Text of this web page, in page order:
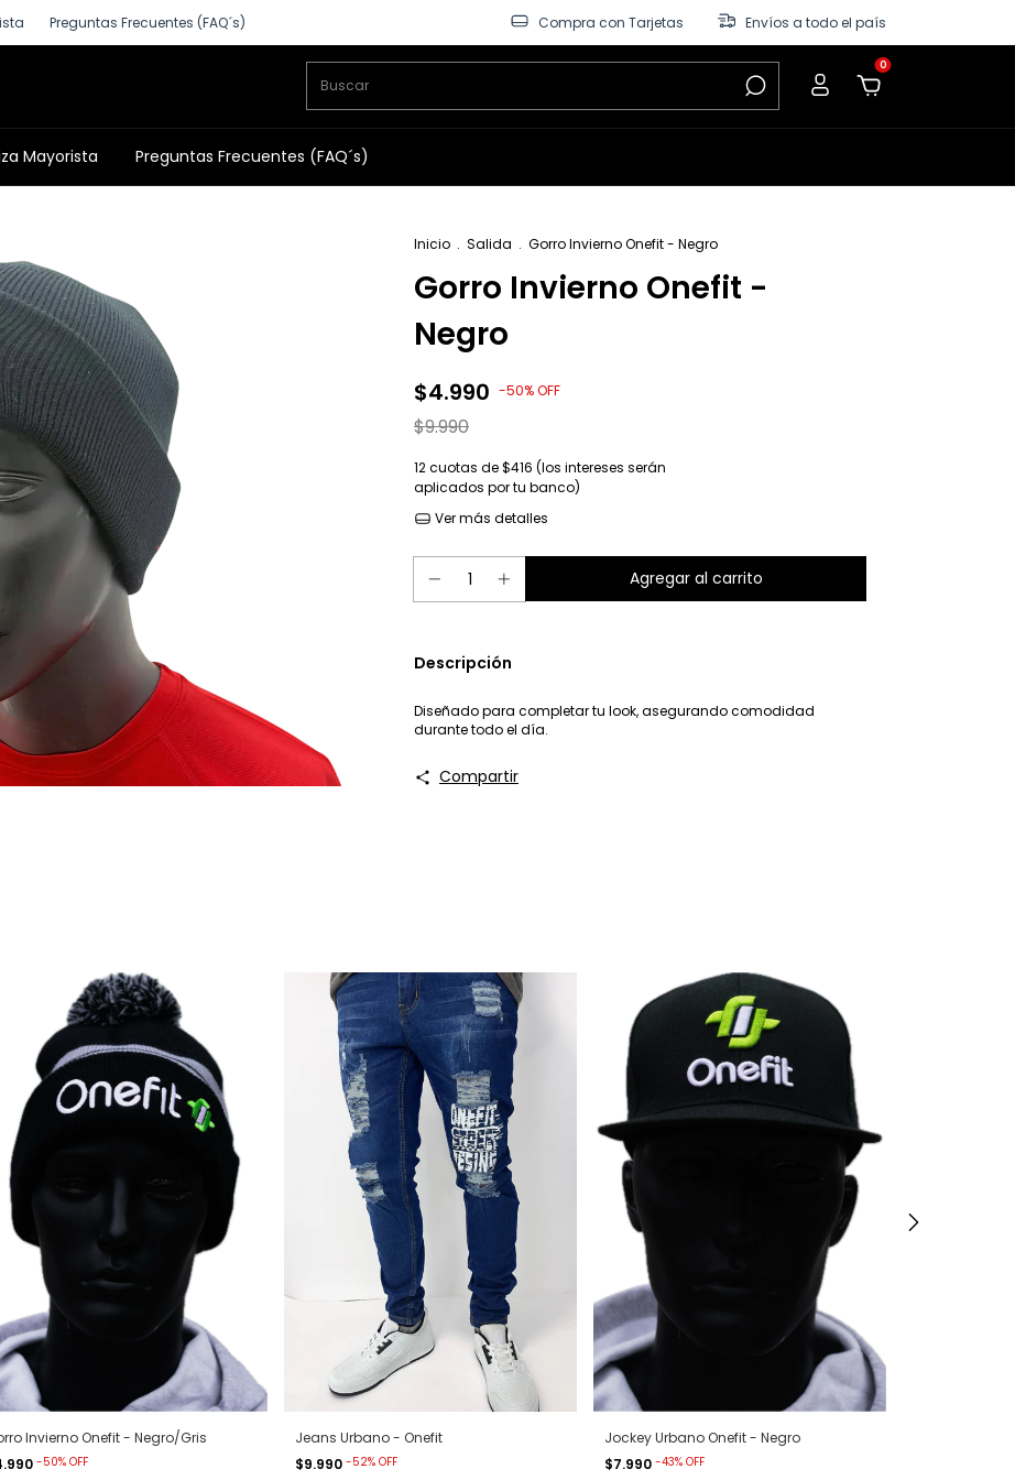
Preguntas Frecuentes (FAQ´s) Compra con Tarjetas Envíos a todo el país
0
Mayorista Preguntas Frecuentes (FAQ´s)
Inicio . Salida . Gorro Invierno Onefit - Negro
Gorro Invierno Onefit -
Negro
$4.990 -50%OFF
$9.990
12cuotas de$416 (los intereses serán
aplicados por tu banco)
Ver más detalles
Descripción
Diseñado para completar tu look, asegurando comodidad
durante todo el día.
Compartir
Invierno Onefit - Negro/Gris
-50%OFF
Jeans Urbano - Onefit
$9.990 -52% OFF
Jockey Urbano Onefit - Negro
$7.990 -43% OFF